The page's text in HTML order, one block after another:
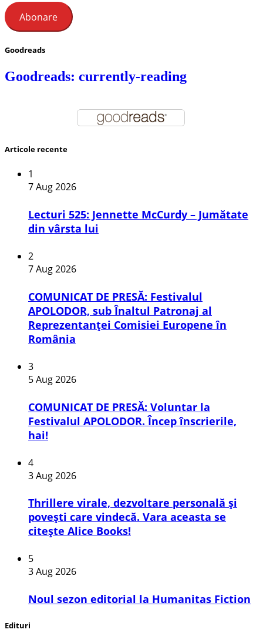
Abonare
Goodreads
Goodreads: currently-reading
Articole recente
1
7 Aug 2026
Lecturi 525: Jennette McCurdy – Jumătate
din vârsta lui
2
7 Aug 2026
COMUNICAT DE PRESĂ: Festivalul
APOLODOR, sub Înaltul Patronaj al
Reprezentanței Comisiei Europene în
România
3
5 Aug 2026
COMUNICAT DE PRESĂ: Voluntar la
Festivalul APOLODOR. Încep înscrierile,
hai!
4
3 Aug 2026
Thrillere virale, dezvoltare personală și
povești care vindecă. Vara aceasta se
citește Alice Books!
5
3 Aug 2026
​Noul sezon editorial la Humanitas Fiction
Edituri